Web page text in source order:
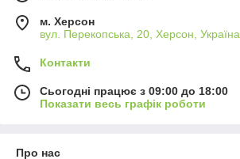
м. Херсон
вул. Перекопська, 20, Херсон, Україна
Контакти
Сьогодні працює з 09:00 до 18:00
Показати весь графік роботи
Про нас